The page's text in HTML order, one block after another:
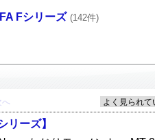
Fシリーズ (142件)
へ
リーズ】